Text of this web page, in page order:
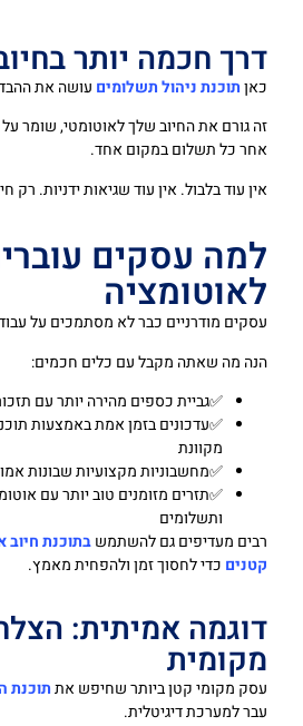
דרך חכמה יותר
כאןתוכנת ניהול תשלומים עושה את
זה גורם את החיוב שלך לאוטומטי, שומר על
אחר כל תשלום במקום אחד.
אין עוד בלבול. אין עוד שגיאות ידניות. רק
למה עסקים
לאוטומציה
עסקים מודרניים כבר לא מסתמכים על
הנה מה שאתה מקבל עם כלים חכמים:
✅גביית כספים מהירה יותר עם
✅עדכונים בזמן אמת באמצעות
מקוונת
✅מחשבוניות מקצועיות שבונות
✅תזרים מזומנים טוב יותר עם
ותשלומים
רבים מעדיפים גם להשתמשבתוכנת חיוב
קטנים כדי לחסוך זמן ולהפחית מאמץ.
דוגמה אמיתית:
מקומית
עסק מקומי קטן ביותר שחיפש אתתוכנת
עבר למערכת דיגיטלית.